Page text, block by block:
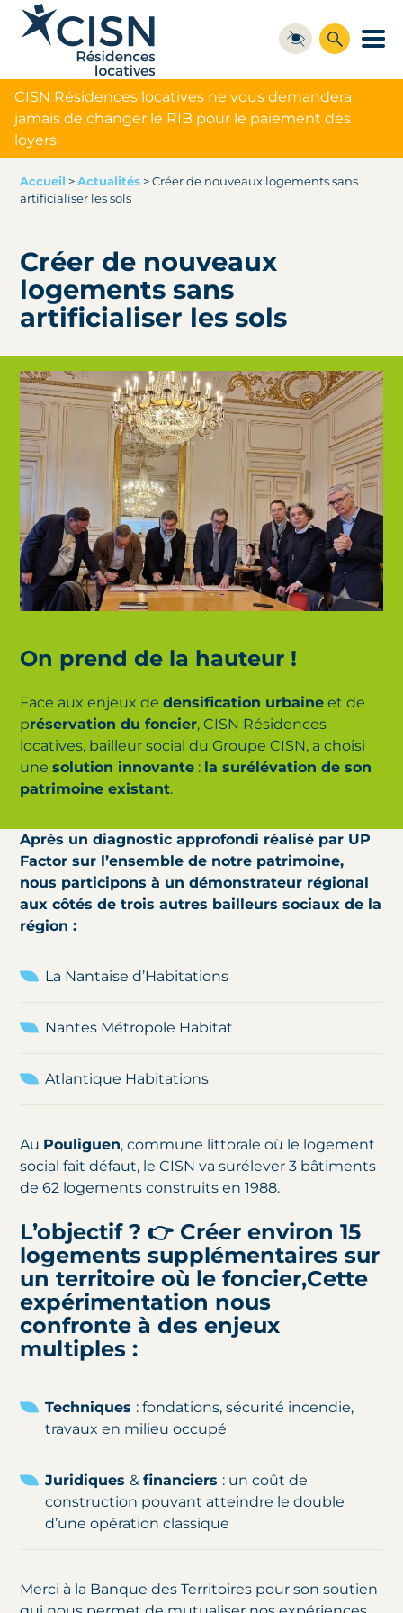
CISN Résidences locatives ne vous demandera
jamais de changer le RIB pour le paiement des
loyers
Accueil >Actualités >Créer de nouveaux logements sans
artificialiser les sols
Créer de nouveaux
logements sans
artificialiser les sols
On prend de la hauteur !
Face aux enjeux dedensification urbaine et de
préservation du foncier, CISN Résidences
locatives, bailleur social du Groupe CISN, a choisi
unesolution innovante : la surélévation de son
patrimoine existant.
Après un diagnostic approfondi réalisé par UP
Factor sur l’ensemble de notre patrimoine,
nous participons à un démonstrateur régional
aux côtés de trois autres bailleurs sociaux de la
région :
La Nantaise d’Habitations
Nantes Métropole Habitat
Atlantique Habitations
Au Pouliguen, commune littorale où le logement
social fait défaut, le CISN va surélever 3 bâtiments
de 62 logements construits en 1988.
L’objectif ? 👉 Créer environ 15
logements supplémentaires sur
un territoire où le foncier,Cette
expérimentation nous
confronte à des enjeux
multiples :
Techniques : fondations, sécurité incendie,
travaux en milieu occupé
Juridiques&financiers : un coût de
construction pouvant atteindre le double
d’une opération classique
Merci à la Banque des Territoires pour son soutien